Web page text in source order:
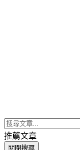
推薦文章
關閉搜尋